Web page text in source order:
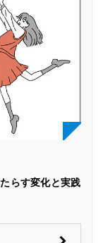
らす変化と実践